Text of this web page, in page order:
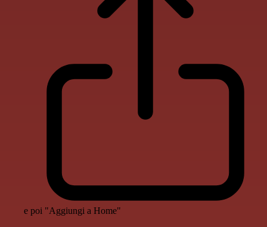
e poi "Aggiungi a Home"